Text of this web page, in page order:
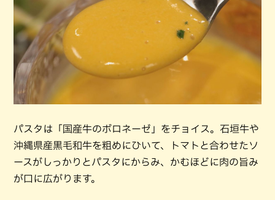
パスタは「国産牛のボロネーゼ」をチョイス。石垣牛や
沖縄県産黒毛和牛を粗めにひいて、トマトと合わせたソ
ースがしっかりとパスタにからみ、かむほどに肉の旨み
が口に広がります。